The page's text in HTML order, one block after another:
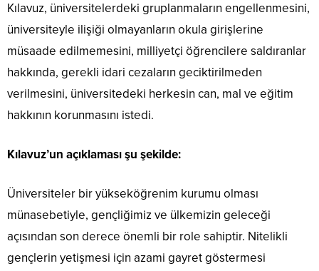
Kılavuz, üniversitelerdeki gruplanmaların engellenmesini,
üniversiteyle ilişiği olmayanların okula girişlerine
müsaade edilmemesini, milliyetçi öğrencilere saldıranlar
hakkında, gerekli idari cezaların geciktirilmeden
verilmesini, üniversitedeki herkesin can, mal ve eğitim
hakkının korunmasını istedi.
Kılavuz’un açıklaması şu şekilde:
Üniversiteler bir yükseköğrenim kurumu olması
münasebetiyle, gençliğimiz ve ülkemizin geleceği
açısından son derece önemli bir role sahiptir. Nitelikli
gençlerin yetişmesi için azami gayret göstermesi